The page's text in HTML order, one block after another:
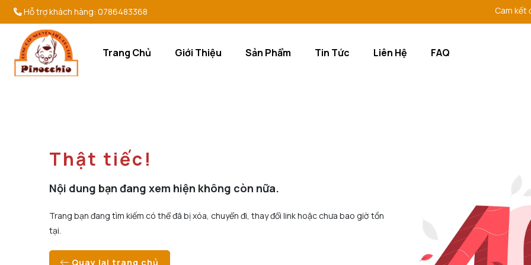
Hỗ trợ khách hàng: 0786483368 Cam kết
Trang Chủ Giới Thiệu Sản Phẩm Tin Tức Liên Hệ FAQ
Thật tiếc!
Nội dung bạn đang xem hiện không còn nữa.
Trang bạn đang tìm kiếm có thể đã bị xóa, chuyển đi, thay đổi link hoặc chưa bao giờ tồn
tại.
Quay lại trang chủ